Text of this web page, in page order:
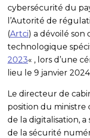
cybersécurité du
l’Autorité de
(Artci) a dévoilé son
technologique
2023« , lors d’une
lieu le 9 janvier
Le directeur de
position du ministre
de la digitalisation,
de la sécurité